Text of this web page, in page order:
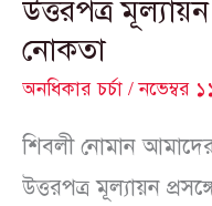
উত্তরপত্র
নোকতা
অনধিকার চর্চা /নভেম্বর
শিবলী নোমান আমাদের
উত্তরপত্র মূল্যায়ন